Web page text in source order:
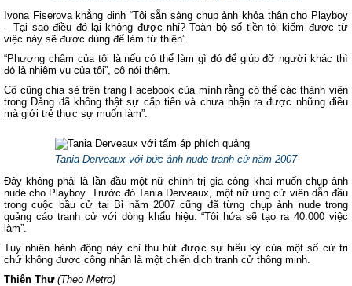
Ivona Fiserova khẳng định “Tôi sẵn sàng chụp ảnh khỏa thân cho Playboy
– Tại sao điều đó lại không được nhỉ? Toàn bộ số tiền tôi kiếm được từ
việc này sẽ được dùng để làm từ thiện”.
“Phương châm của tôi là nếu có thể làm gì đó để giúp đỡ người khác thì
đó là nhiệm vụ của tôi”, cô nói thêm.
Cô cũng chia sẻ trên trang Facebook của mình rằng có thể các thành viên
trong Đảng đã không thật sự cấp tiến và chưa nhận ra được những điều
mà giới trẻ thực sự muốn làm”.
Tania Derveaux với bức ảnh nude tranh cử năm 2007
Đây không phải là lần đầu một nữ chính trị gia công khai muốn chụp ảnh
nude cho Playboy. Trước đó Tania Derveaux, một nữ ứng cử viên dẫn đầu
trong cuộc bầu cử tại Bỉ năm 2007 cũng đã từng chụp ảnh nude trong
quảng cáo tranh cử với dòng khẩu hiệu: “Tôi hứa sẽ tạo ra 40.000 việc
làm”.
Tuy nhiên hành động này chỉ thu hút được sự hiếu kỳ của một số cử tri
chứ không được công nhận là một chiến dịch tranh cử thông minh.
Thiên Thư (Theo Metro)